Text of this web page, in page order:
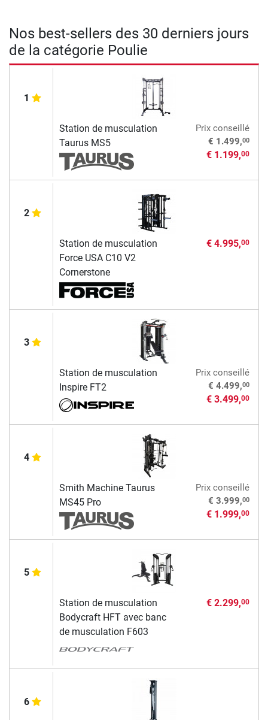
Nos best-sellers des 30 derniers jours
de la catégorie Poulie
1
Station de musculation
Taurus MS5
Prix conseillé
€ 1.499,00
€ 1.199,00
2
Station de musculation
Force USA C10 V2
Cornerstone
€ 4.995,00
3
Station de musculation
Inspire FT2
Prix conseillé
€ 4.499,00
€ 3.499,00
4
Smith Machine Taurus
MS45 Pro
Prix conseillé
€ 3.999,00
€ 1.999,00
5
Station de musculation
Bodycraft HFT avec banc
de musculation F603
€ 2.299,00
6